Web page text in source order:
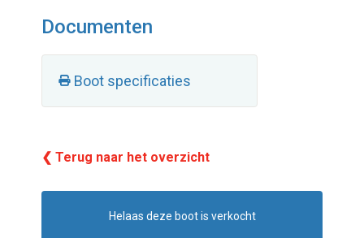
Documenten
Boot specificaties
❮ Terug naar het overzicht
Helaas deze boot is verkocht